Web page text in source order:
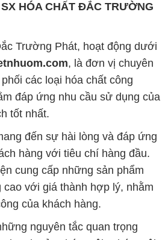
HÓA CHẤT ĐẮC TRƯỜNG
Trường Phát, hoạt động dưới
, là đơn vị chuyên
các loại hóa chất công
đáp ứng nhu cầu sử dụng của
tốt nhất.
đến sự hài lòng và đáp ứng
hàng với tiêu chí hàng đầu.
cung cấp những sản phẩm
với giá thành hợp lý, nhằm
của khách hàng.
nguyên tắc quan trọng